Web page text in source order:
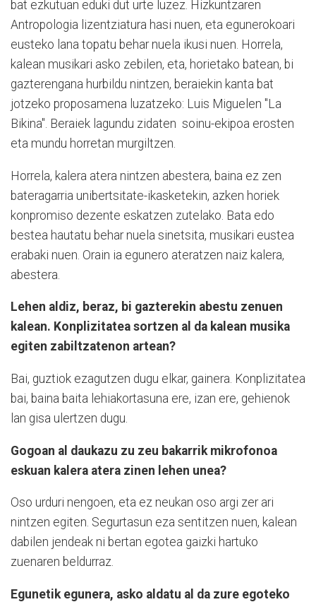
bat ezkutuan eduki dut urte luzez. Hizkuntzaren
Antropologia lizentziatura hasi nuen, eta egunerokoari
eusteko lana topatu behar nuela ikusi nuen. Horrela,
kalean musikari asko zebilen, eta, horietako batean, bi
gazterengana hurbildu nintzen, beraiekin kanta bat
jotzeko proposamena luzatzeko: Luis Miguelen "La
Bikina". Beraiek lagundu zidaten soinu-ekipoa erosten
eta mundu horretan murgiltzen.
Horrela, kalera atera nintzen abestera, baina ez zen
bateragarria unibertsitate-ikasketekin, azken horiek
konpromiso dezente eskatzen zutelako. Bata edo
bestea hautatu behar nuela sinetsita, musikari eustea
erabaki nuen. Orain ia egunero ateratzen naiz kalera,
abestera.
Lehen aldiz, beraz, bi gazterekin abestu zenuen
kalean. Konplizitatea sortzen al da kalean musika
egiten zabiltzatenon artean?
Bai, guztiok ezagutzen dugu elkar, gainera. Konplizitatea
bai, baina baita lehiakortasuna ere, izan ere, gehienok
lan gisa ulertzen dugu.
Gogoan al daukazu zu zeu bakarrik mikrofonoa
eskuan kalera atera zinen lehen unea?
Oso urduri nengoen, eta ez neukan oso argi zer ari
nintzen egiten. Segurtasun eza sentitzen nuen, kalean
dabilen jendeak ni bertan egotea gaizki hartuko
zuenaren beldurraz.
Egunetik egunera, asko aldatu al da zure egoteko